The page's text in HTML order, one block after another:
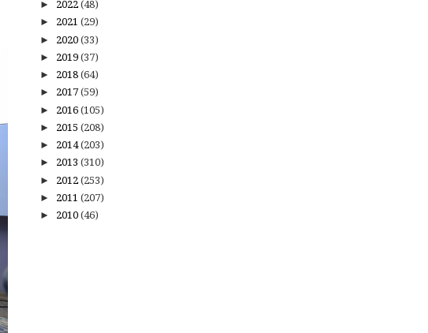
► 2022 (48)
► 2021 (29)
► 2020 (33)
► 2019 (37)
► 2018 (64)
► 2017 (59)
► 2016 (105)
► 2015 (208)
► 2014(203)
► 2013 (310)
► 2012 (253)
► 2011 (207)
► 2010 (46)